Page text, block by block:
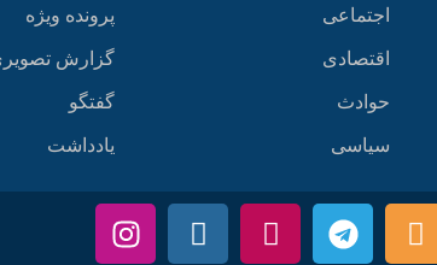
اجتماعی
اقتصادی
حوادث
سیاسی
پرونده ویژه
گزارش
گفتگو
یادداشت